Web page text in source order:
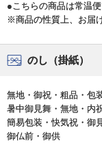
●こちらの商品は常温
※商品の性質上、お届
のし（掛紙）
無地・御祝・粗品・包
暑中御見舞・無地・内
簡易包装・快気祝・御
御仏前・御供